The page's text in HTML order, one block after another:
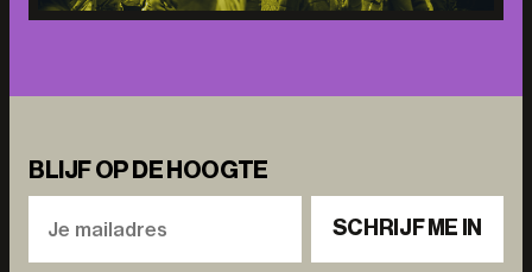
BLIJF OP DE HOOGTE
SCHRIJF ME IN